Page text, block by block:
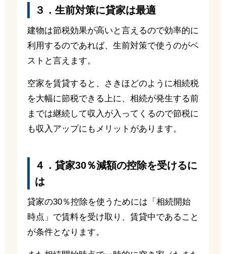
３．生前対策に貸家は最適
建物は節税効果が高いと言えるので効率的に
利用するのであれば、生前対策で使うのがベ
ストと言えます。
空家を賃貸すると、さきほどのように相続税
を大幅に節税できる上に、相続が発生する前
までは継続して収入が入ってくるので節税に
も収入アップにもメリットがあります。
４．貸家30％減額の控除を受けるに
は
貸家の30％控除を使うためには「相続開始
時点」で賃料を受け取り、賃貸中であること
が条件となります。